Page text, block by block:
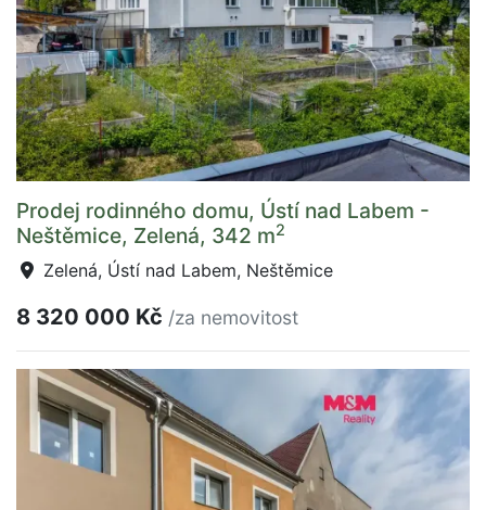
Prodej rodinného domu, Ústí nad Labem -
Neštěmice, Zelená, 342 m2
Zelená, Ústí nad Labem, Neštěmice
8 320 000 Kč /za nemovitost